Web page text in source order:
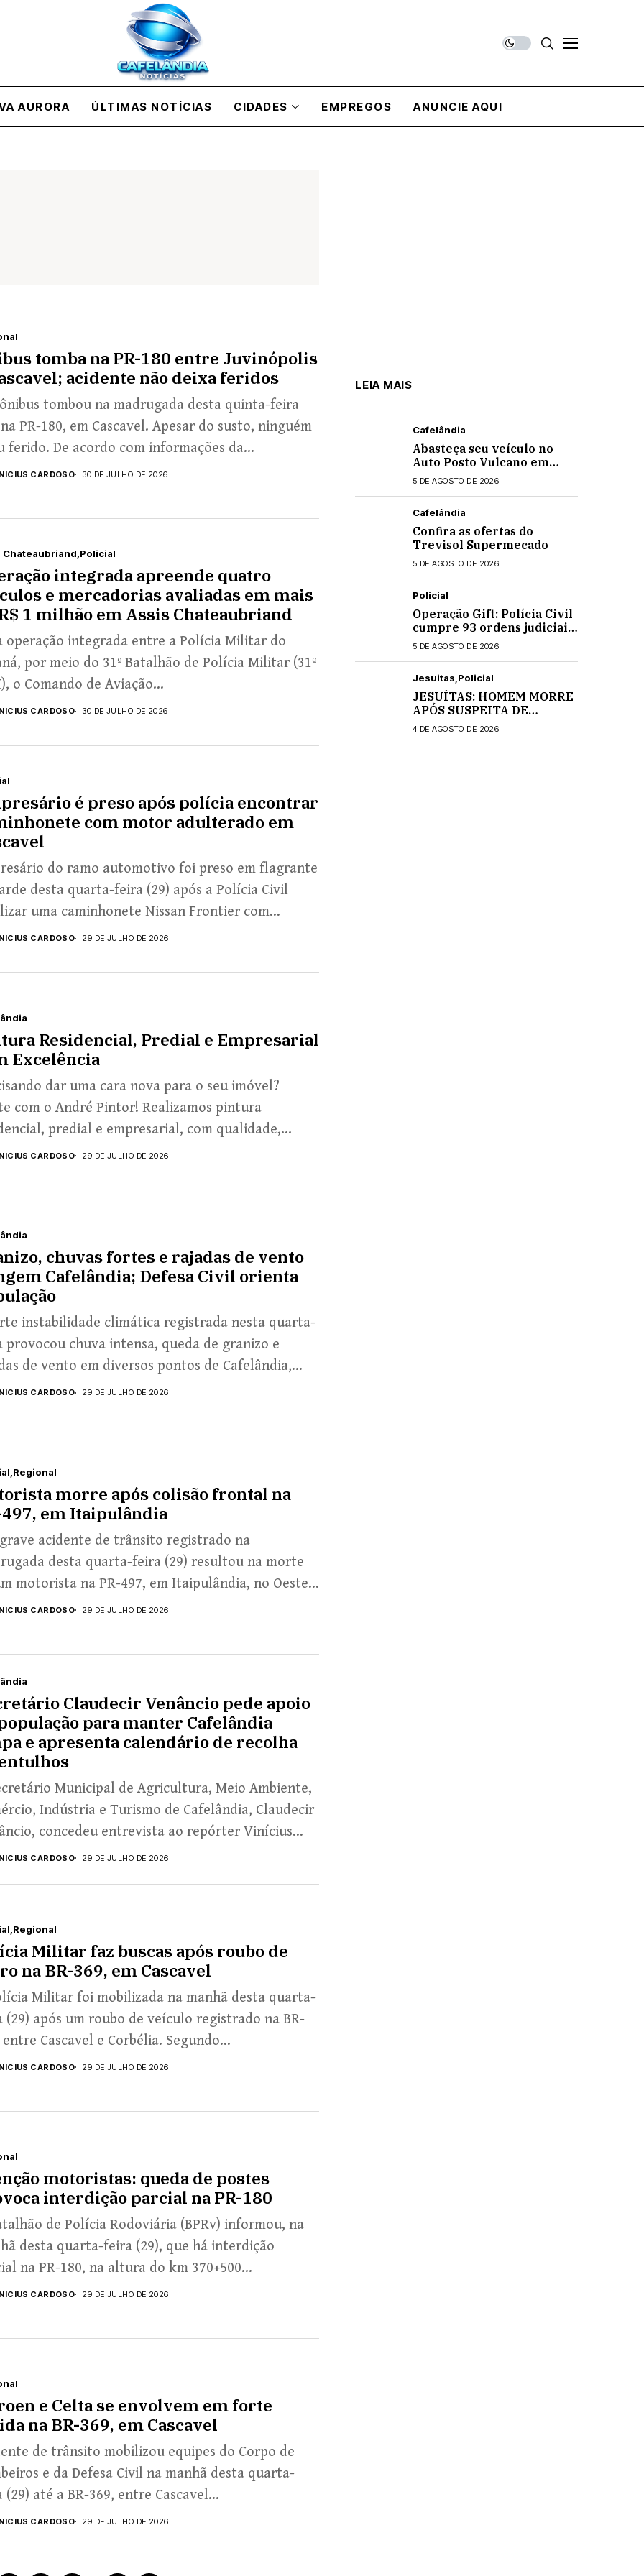
AURORA ÚLTIMAS NOTÍCIAS CIDADES EMPREGOS ANUNCIE AQUI
tomba na PR-180 entre Juvinópolis
acidente não deixa feridos
tombou na madrugada desta quinta-feira
PR-180, em Cascavel. Apesar do susto, ninguém
ferido. De acordo com informações da...
CARDOSO 30 DE JULHO DE 2026
Chateaubriand Policial
integrada apreende quatro
e mercadorias avaliadas em mais
1 milhão em Assis Chateaubriand
operação integrada entre a Polícia Militar do
por meio do 31º Batalhão de Polícia Militar (31º
o Comando de Aviação...
CARDOSO 30 DE JULHO DE 2026
é preso após polícia encontrar
com motor adulterado em
do ramo automotivo foi preso em flagrante
desta quarta-feira (29) após a Polícia Civil
uma caminhonete Nissan Frontier com...
CARDOSO 29 DE JULHO DE 2026
Residencial, Predial e Empresarial
Excelência
dar uma cara nova para o seu imóvel?
com o André Pintor! Realizamos pintura
predial e empresarial, com qualidade,
CARDOSO 29 DE JULHO DE 2026
chuvas fortes e rajadas de vento
Cafelândia; Defesa Civil orienta
instabilidade climática registrada nesta quarta-
provocou chuva intensa, queda de granizo e
de vento em diversos pontos de Cafelândia,
CARDOSO 29 DE JULHO DE 2026
Regional
morre após colisão frontal na
497, em Itaipulândia
acidente de trânsito registrado na
desta quarta-feira (29) resultou na morte
motorista na PR-497, em Itaipulândia, no Oeste...
CARDOSO 29 DE JULHO DE 2026
Claudecir Venâncio pede apoio
para manter Cafelândia
e apresenta calendário de recolha
Municipal de Agricultura, Meio Ambiente,
Indústria e Turismo de Cafelândia, Claudecir
concedeu entrevista ao repórter Vinícius
reforçando um...
CARDOSO 29 DE JULHO DE 2026
Regional
Militar faz buscas após roubo de
na BR-369, em Cascavel
Militar foi mobilizada na manhã desta quarta-
(29) após um roubo de veículo registrado na BR-
entre Cascavel e Corbélia. Segundo...
CARDOSO 29 DE JULHO DE 2026
motoristas: queda de postes
interdição parcial na PR-180
de Polícia Rodoviária (BPRv) informou, na
desta quarta-feira (29), que há interdição
na PR-180, na altura do km 370+500...
CARDOSO 29 DE JULHO DE 2026
e Celta se envolvem em forte
na BR-369, em Cascavel
de trânsito mobilizou equipes do Corpo de
e da Defesa Civil na manhã desta quarta-
(29) até a BR-369, entre Cascavel...
CARDOSO 29 DE JULHO DE 2026
LEIA MAIS
Cafelândia
Abasteça seu veículo no
Auto Posto Vulcano em
Cafelândia
5 DE AGOSTO DE 2026
Cafelândia
Confira as ofertas do
Trevisol Supermecado
5 DE AGOSTO DE 2026
Policial
Operação Gift: Polícia Civil
cumpre 93 ordens judiciais
no Paraná e Santa Catarina
5 DE AGOSTO DE 2026
Jesuitas Policial
JESUÍTAS: HOMEM MORRE
APÓS SUSPEITA DE
INTOXICAÇÃO
4 DE AGOSTO DE 2026